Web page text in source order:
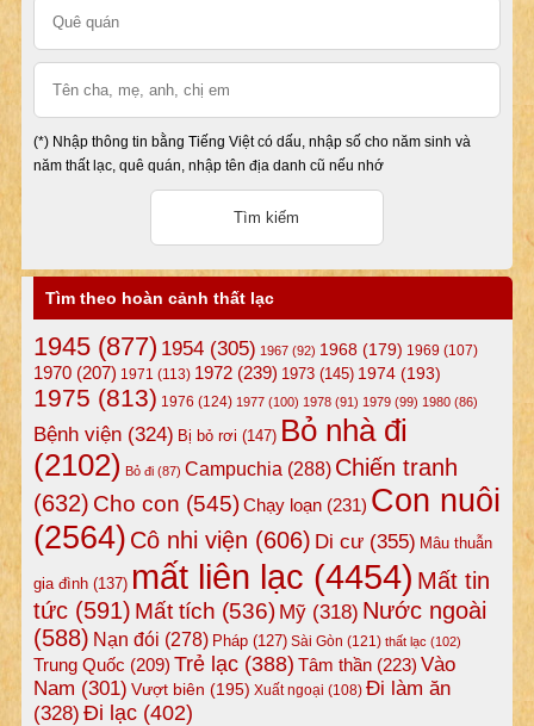
(*) Nhập thông tin bằng Tiếng Việt có dấu, nhập số cho năm sinh và
năm thất lạc, quê quán, nhập tên địa danh cũ nếu nhớ
Tìm theo hoàn cảnh thất lạc
1945(877) 1954(305) 1967(92) 1968(179) 1969 (107)
1970(207) 1971 (113) 1972(239) 1973(145) 1974(193)
1975 (813) 1976 (124) 1977(100) 1978(91) 1979(99) 1980(86)
Bệnh viện(324) Bị bỏ rơi (147) Bỏ nhà đi
(2102) Bỏ đi(87) Campuchia (288) Chiến tranh
(632) Cho con (545)Chạy loạn(231) Con nuôi
(2564) Cô nhi viện (606) Di cư(355) Mâu thuẫn
gia đình(137) mất liên lạc (4454) Mất tin
tức(591) Mất tích (536) Mỹ(318) Nước ngoài
(588) Nạn đói (278) Pháp(127) Sài Gòn (121) thất lạc (102)
Trung Quốc (209) Trẻ lạc(388) Tâm thần(223) Vào
Nam (301) Vượt biên (195) Xuất ngoại (108) Đi làm ăn
(328) Đi lạc(402)